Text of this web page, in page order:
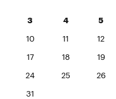
3 4 5
10 11 12
17 18 19
24 25 26
31